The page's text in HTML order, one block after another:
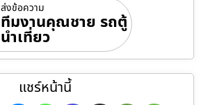
ส่งข้อความ
ทีมงานคุณชาย รถตู้
นำเที่ยว
แชร์หน้านี้